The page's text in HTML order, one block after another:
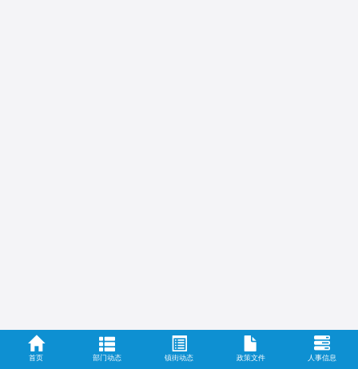
首页 部门动态 镇街动态 政策文件 人事信息